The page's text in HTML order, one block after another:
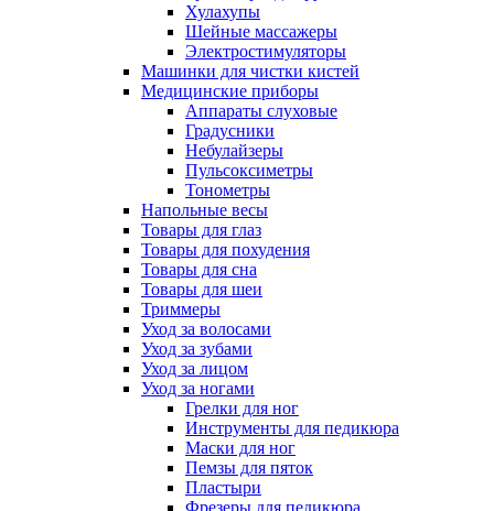
Хулахупы
Шейные массажеры
Электростимуляторы
Машинки для чистки кистей
Медицинские приборы
Аппараты слуховые
Градусники
Небулайзеры
Пульсоксиметры
Тонометры
Напольные весы
Товары для глаз
Товары для похудения
Товары для сна
Товары для шеи
Триммеры
Уход за волосами
Уход за зубами
Уход за лицом
Уход за ногами
Грелки для ног
Инструменты для педикюра
Маски для ног
Пемзы для пяток
Пластыри
Фрезеры для педикюра